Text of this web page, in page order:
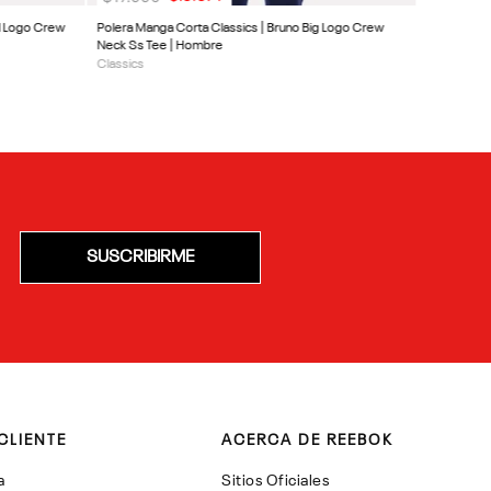
Logo Crew
Polera Manga Corta Classics | Bruno Big Logo Crew
Neck Ss Tee | Hombre
Classics
SUSCRIBIRME
ACERCA DE REEBOK
Sitios Oficiales